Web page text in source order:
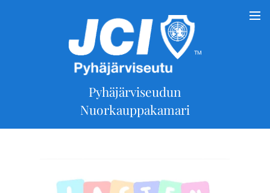
Pyhäjärviseudun
Nuorkauppakamari